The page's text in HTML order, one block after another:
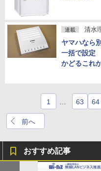
連載 清水
ヤマハなら
一括で設定
かどるこれ
前へ
1 63 64
おすすめ記事